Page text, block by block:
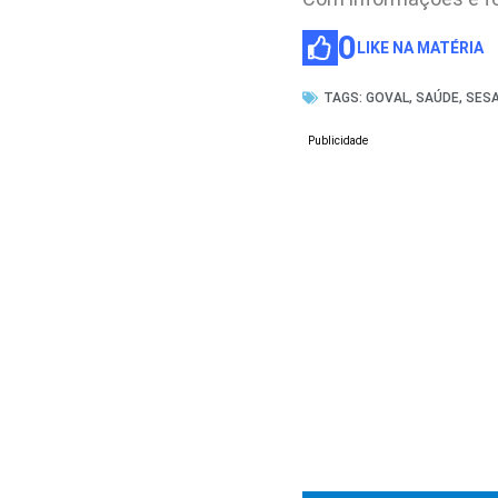
0LIKE NA MATÉRIA
TAGS: GOVAL, SAÚDE,
Publicidade